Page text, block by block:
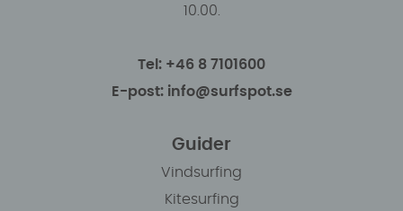
10.00.
Tel: +46 8 7101600
E-post: info@surfspot.se
Guider
Vindsurfing
Kitesurfing